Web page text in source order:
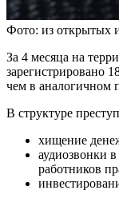
Фото: из открытых
За 4 месяца на
зарегистрировано
чем в аналогичном
В структуре
хищение
аудиозвонки
работников